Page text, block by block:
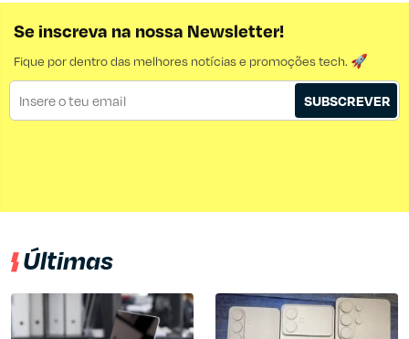
Se inscreva na nossa Newsletter!
Fique por dentro das melhores notícias e promoções tech. 🚀
SUBSCREVER
Últimas